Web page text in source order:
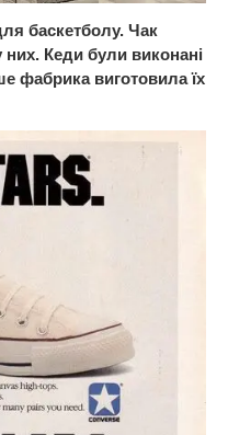
баскетболу. Чак
Кеди були виконані
фабрика виготовила їх